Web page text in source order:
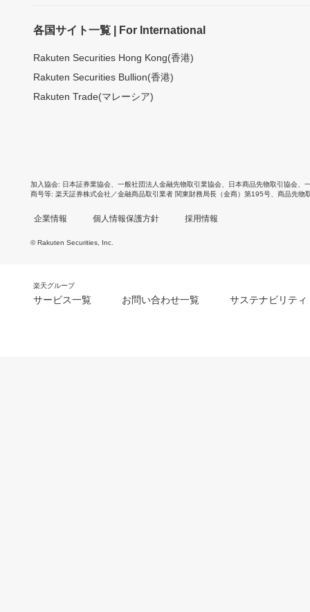
各国サイト一覧 | For International
Rakuten Securities Hong Kong(香港)
Rakuten Securities Bullion(香港)
Rakuten Trade(マレーシア)
加入協会 日本証券業協会 一般社団法人金融先物取引業協会 日本商品先物取引協会
商号等 楽天証券株式会社／金融商品取引業者 関東財務局長（金商）第195号、商品先物
企業情報 個人情報保護方針 採用情報
© Rakuten Securities, Inc.
楽天グループ
サービス一覧 お問い合わせ一覧 サステナビリティ